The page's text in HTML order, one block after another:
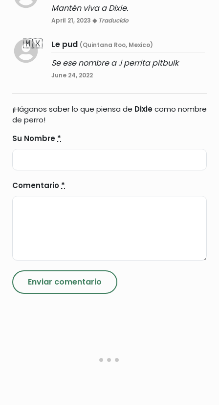
Mantén viva a Dixie.
April 21, 2023 ◆ Traducido
🇲🇽 Le pud (Quintana Roo, Mexico)
Se ese nombre a .i perrita pitbulk
June 24, 2022
¡Háganos saber lo que piensa de Dixiecomo nombre
de perro!
Su Nombre *
Comentario *